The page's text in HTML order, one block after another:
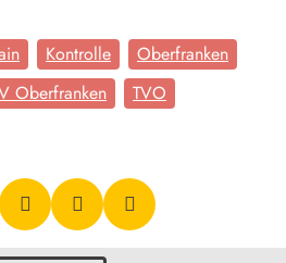
Kontrolle
Oberfranken
Oberfranken
TVO